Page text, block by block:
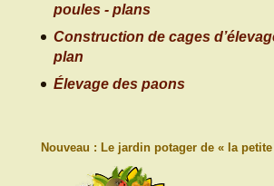
poules - plans
Construction de cages
plan
Élevage des paons
Nouveau : Le jardin potager de « la